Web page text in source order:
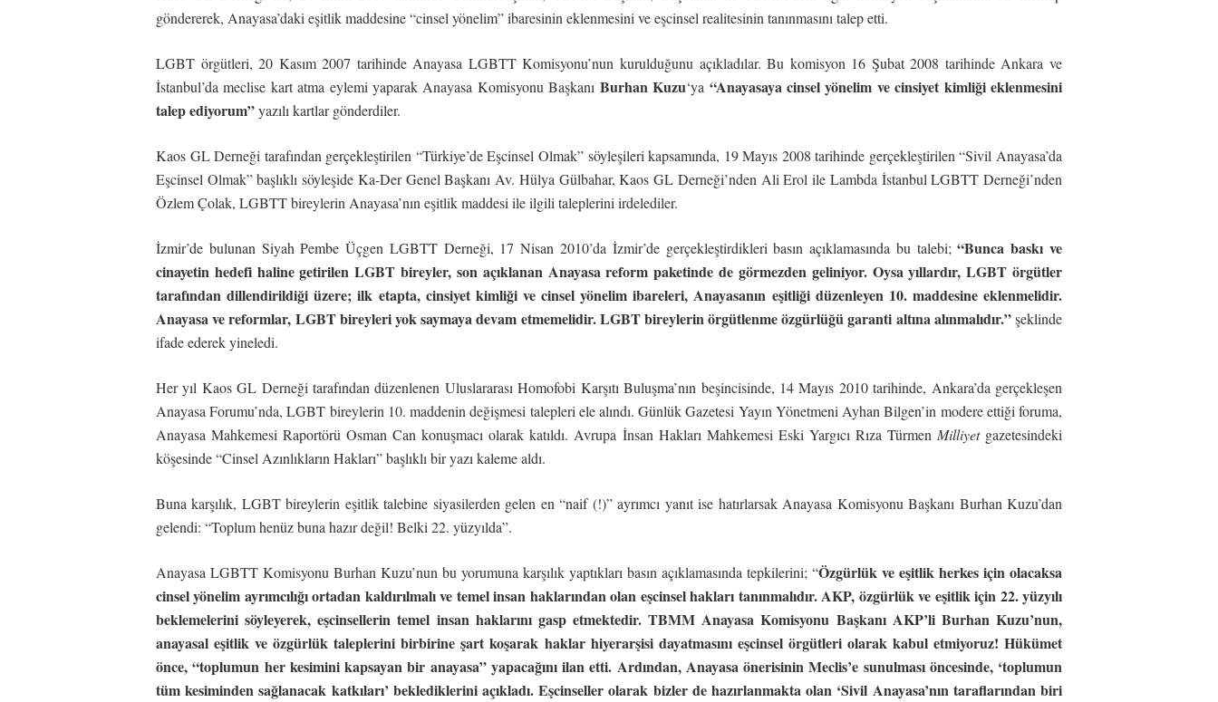
göndererek, Anayasa’daki eşitlik maddesine “cinsel yönelim” ibaresinin eklenmesini ve eşcinsel realitesinin tanınmasını talep etti.
LGBT örgütleri, 20 Kasım 2007 tarihinde Anayasa LGBTT Komisyonu’nun kurulduğunu açıkladılar. Bu komisyon 16 Şubat 2008 tarihinde Ankara ve
İstanbul’da meclise kart atma eylemi yaparak Anayasa Komisyonu Başkanı Burhan Kuzu‘ya “Anayasaya cinsel yönelim ve cinsiyet kimliği eklenmesini
talep ediyorum”yazılı kartlar gönderdiler.
Kaos GL Derneği tarafından gerçekleştirilen “Türkiye’de Eşcinsel Olmak” söyleşileri kapsamında, 19 Mayıs 2008 tarihinde gerçekleştirilen “Sivil Anayasa’da
Eşcinsel Olmak” başlıklı söyleşide Ka-Der Genel Başkanı Av. Hülya Gülbahar, Kaos GL Derneği’nden Ali Erol ile Lambda İstanbul LGBTT Derneği’nden
Özlem Çolak, LGBTT bireylerin Anayasa’nın eşitlik maddesi ile ilgili taleplerini irdelediler.
İzmir’de bulunan Siyah Pembe Üçgen LGBTT Derneği, 17 Nisan 2010’da İzmir’de gerçekleştirdikleri basın açıklamasında bu talebi;“Bunca baskı ve
cinayetin hedefi haline getirilen LGBT bireyler, son açıklanan Anayasa reform paketinde de görmezden geliniyor. Oysa yıllardır, LGBT örgütler
tarafından dillendirildiği üzere; ilk etapta, cinsiyet kimliği ve cinsel yönelim ibareleri, Anayasanın eşitliği düzenleyen 10. maddesine eklenmelidir.
Anayasa ve reformlar, LGBT bireyleri yok saymaya devam etmemelidir. LGBT bireylerin örgütlenme özgürlüğü garanti altına alınmalıdır.”şeklinde
ifade ederek yineledi.
Her yıl Kaos GL Derneği tarafından düzenlenen Uluslararası Homofobi Karşıtı Buluşma’nın beşincisinde, 14 Mayıs 2010 tarihinde, Ankara’da gerçekleşen
Anayasa Forumu’nda, LGBT bireylerin 10. maddenin değişmesi talepleri ele alındı. Günlük Gazetesi Yayın Yönetmeni Ayhan Bilgen’in modere ettiği foruma,
Anayasa Mahkemesi Raportörü Osman Can konuşmacı olarak katıldı. Avrupa İnsan Hakları Mahkemesi Eski Yargıcı Rıza Türmen Milliyetgazetesindeki
köşesinde “Cinsel Azınlıkların Hakları” başlıklı bir yazı kaleme aldı.
Buna karşılık, LGBT bireylerin eşitlik talebine siyasilerden gelen en “naif (!)” ayrımcı yanıt ise hatırlarsak Anayasa Komisyonu Başkanı Burhan Kuzu’dan
gelendi: “Toplum henüz buna hazır değil! Belki 22. yüzyılda”.
Anayasa LGBTT Komisyonu Burhan Kuzu’nun bu yorumuna karşılık yaptıkları basın açıklamasında tepkilerini; “Özgürlük ve eşitlik herkes için olacaksa
cinsel yönelim ayrımcılığı ortadan kaldırılmalı ve temel insan haklarından olan eşcinsel hakları tanınmalıdır. AKP, özgürlük ve eşitlik için 22. yüzyılı
beklemelerini söyleyerek, eşcinsellerin temel insan haklarını gasp etmektedir.TBMM Anayasa Komisyonu Başkanı AKP’li Burhan Kuzu’nun,
anayasal eşitlik ve özgürlük taleplerini birbirine şart koşarak haklar hiyerarşisi dayatmasını eşcinsel örgütleri olarak kabul etmiyoruz! Hükümet
önce, “toplumun her kesimini kapsayan bir anayasa” yapacağını ilan etti. Ardından, Anayasa önerisinin Meclis’e sunulması öncesinde, ‘toplumun
tüm kesiminden sağlanacak katkıları’ beklediklerini açıkladı. Eşcinseller olarak bizler de hazırlanmakta olan ‘Sivil Anayasa’nın taraflarından biri